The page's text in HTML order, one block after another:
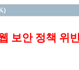
보안 정책 위